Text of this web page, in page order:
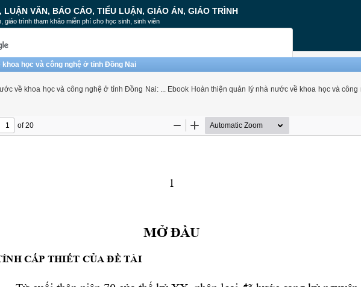
VĂN, BÁO CÁO, TIỂU LUẬN, GIÁO ÁN, GIÁO TRÌNH
giáo trình tham khảo miễn phí cho học sinh, sinh viên
học và công nghệ ở tỉnh Đồng Nai
về khoa học và công nghệ ở tỉnh Đồng Nai: ... Ebook Hoàn thiện quản lý nhà nước về khoa học và